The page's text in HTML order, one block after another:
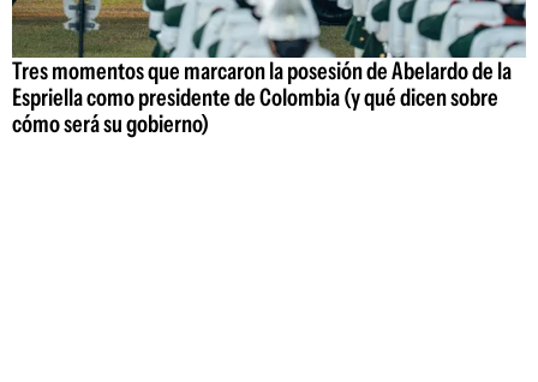
Tres momentos que marcaron la posesión de Abelardo de la
Espriella como presidente de Colombia (y qué dicen sobre
cómo será su gobierno)